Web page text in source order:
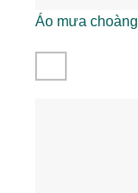
Áo mưa choàng